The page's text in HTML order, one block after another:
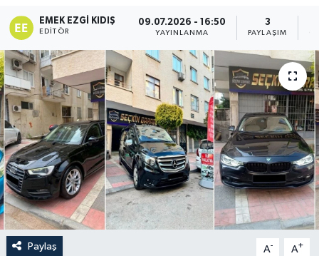
EMEK EZGI KIDIŞ
EDITÖR
09.07.2026 - 16:50
YAYINLANMA
3
PAYLAŞIM
Paylaş A- A+